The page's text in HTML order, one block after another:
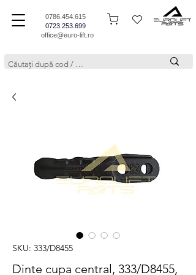
0786.454.615
0723.253.699
office@euro-lift.ro
SKU: 333/D8455
Dinte cupa central, 333/D8455,